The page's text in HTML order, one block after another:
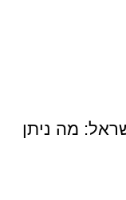
מה ניתן